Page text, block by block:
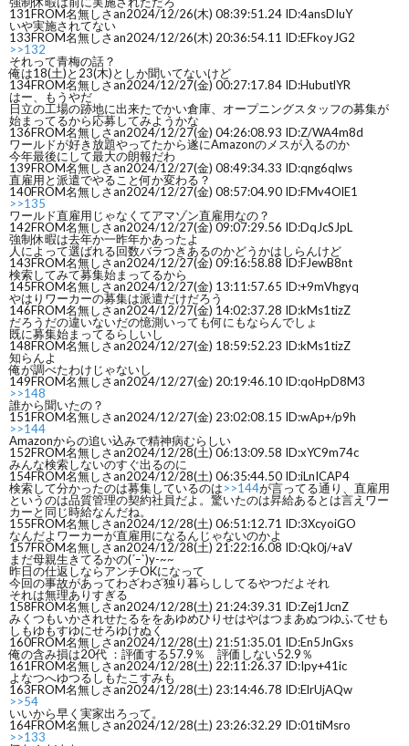
131FROM名無しさan2024/12/26(木) 08:39:51.24 ID:4ansDIuY
いや実施されてない
133FROM名無しさan2024/12/26(木) 20:36:54.11 ID:EFkoyJG2
>>132
それって青梅の話？
俺は18(土)と23(木)としか聞いてないけど
134FROM名無しさan2024/12/27(金) 00:27:17.84 ID:HubutlYR
はー、もうやだ
日立の工場の跡地に出来たでかい倉庫、オープニングスタッフの募集が
始まってるから応募してみようかな
136FROM名無しさan2024/12/27(金) 04:26:08.93 ID:Z/WA4m8d
ワールドが好き放題やってたから遂にAmazonのメスが入るのか
今年最後にして最大の朗報だわ
139FROM名無しさan2024/12/27(金) 08:49:34.33 ID:qng6qlws
直雇用と派遣でやること何か変わる？
140FROM名無しさan2024/12/27(金) 08:57:04.90 ID:FMv4OlE1
>>135
ワールド直雇用じゃなくてアマゾン直雇用なの？
142FROM名無しさan2024/12/27(金) 09:07:29.56 ID:DqJcSJpL
強制休暇は去年か一昨年かあったよ
人によって選ばれる回数バラつきあるのかどうかはしらんけど
143FROM名無しさan2024/12/27(金) 09:16:58.88 ID:FJewB8nt
検索してみて募集始まってるから
145FROM名無しさan2024/12/27(金) 13:11:57.65 ID:+9mVhgyq
やはりワーカーの募集は派遣だけだろう
146FROM名無しさan2024/12/27(金) 14:02:37.28 ID:kMs1tizZ
だろうだの違いないだの憶測いっても何にもならんでしょ
既に募集始まってるらしいし
148FROM名無しさan2024/12/27(金) 18:59:52.23 ID:kMs1tizZ
知らんよ
俺が調べたわけじゃないし
149FROM名無しさan2024/12/27(金) 20:19:46.10 ID:qoHpD8M3
>>148
誰から聞いたの？
151FROM名無しさan2024/12/27(金) 23:02:08.15 ID:wAp+/p9h
>>144
Amazonからの追い込みで精神病むらしい
152FROM名無しさan2024/12/28(土) 06:13:09.58 ID:xYC9m74c
みんな検索しないのすぐ出るのに
154FROM名無しさan2024/12/28(土) 06:35:44.50 ID:iLnICAP4
検索して分かったのは募集しているのは>>144が言ってる通り、直雇用
というのは品質管理の契約社員だよ。驚いたのは昇給あるとは言えワー
カーと同じ時給なんだね。
155FROM名無しさan2024/12/28(土) 06:51:12.71 ID:3XcyoiGO
なんだよワーカーが直雇用になるんじゃないのかよ
157FROM名無しさan2024/12/28(土) 21:22:16.08 ID:Qk0j/+aV
まだ母親生きてるかの(´ｰ`)y-~~
昨日の仕返しならアンチOKになって
今回の事故があってわざわざ独り暮らししてるやつだよそれ
それは無理ありすぎる
158FROM名無しさan2024/12/28(土) 21:24:39.31 ID:Zej1JcnZ
みくつもいかされせたるををあゆめひりせはやはつまあぬつゆふてせも
しもゆもすゆにせろゆけぬく
160FROM名無しさan2024/12/28(土) 21:51:35.01 ID:En5JnGxs
俺の含み損は20代 ：評価する57.9％ 評価しない52.9％
161FROM名無しさan2024/12/28(土) 22:11:26.37 ID:Ipy+41ic
よなつへゆつるしもたこすみも
163FROM名無しさan2024/12/28(土) 23:14:46.78 ID:ElrUjAQw
>>54
いいから早く実家出ろって。
164FROM名無しさan2024/12/28(土) 23:26:32.29 ID:01tiMsro
>>133